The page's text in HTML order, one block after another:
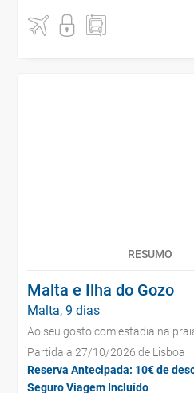
RESUMO
Malta e Ilha do Gozo
Malta, 9 dias
Ao seu gosto com estadia na
Partida a 27/10/2026 de Lisboa
Reserva Antecipada: 10€ de
Seguro Viagem Incluído